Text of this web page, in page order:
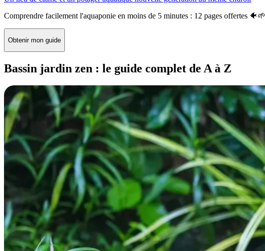
Comprendre facilement l'aquaponie en moins de 5 minutes : 12 pages offertes 🐠🌱
Obtenir mon guide
Bassin jardin zen : le guide complet de A à Z